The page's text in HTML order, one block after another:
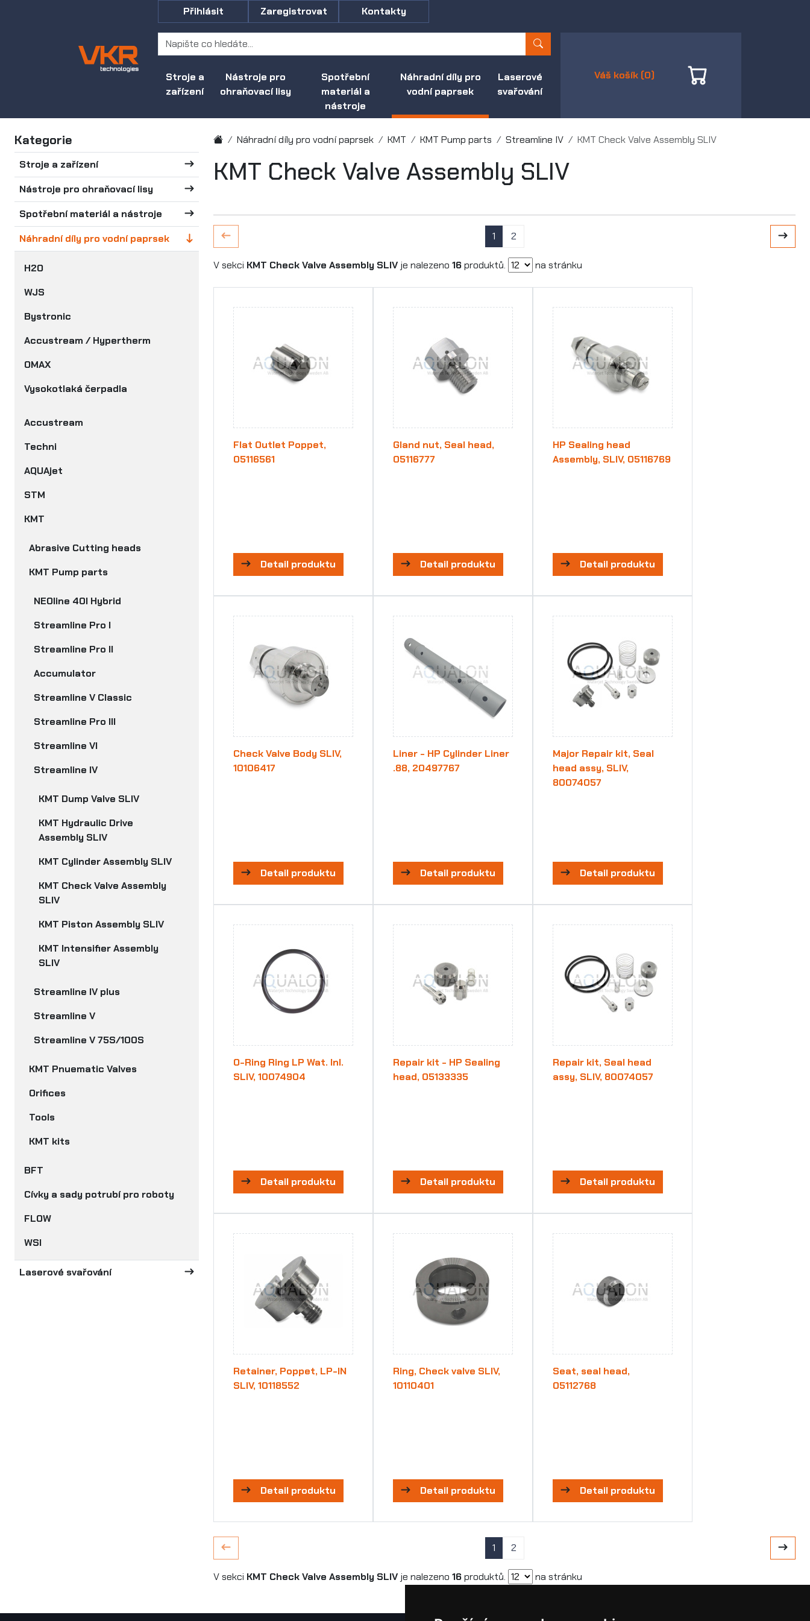
Stroje a
zařízení
Nástroje pro
ohraňovací lisy
Spotřební
materiál a
nástroje
Náhradní díly pro
vodní paprsek
Laserové
svařování
Přihlásit Zaregistrovat Kontakty
Váš košík (0)
Kategorie
Stroje a zařízení
Nástroje pro ohraňovací lisy
Spotřební materiál a nástroje
Náhradní díly pro vodní paprsek
H2O
WJS
Bystronic
Accustream / Hypertherm
OMAX
Vysokotlaká čerpadla
Accustream
Techni
AQUAjet
STM
KMT
Abrasive Cutting heads
KMT Pump parts
NEOline 40I Hybrid
Streamline Pro I
Streamline Pro II
Accumulator
Streamline V Classic
Streamline Pro III
Streamline VI
Streamline IV
KMT Dump Valve SLIV
KMT Hydraulic Drive
Assembly SLIV
KMT Cylinder Assembly SLIV
KMT Check Valve Assembly
SLIV
KMT Piston Assembly SLIV
KMT Intensifier Assembly
SLIV
Streamline IV plus
Streamline V
Streamline V 75S/100S
KMT Pnuematic Valves
Orifices
Tools
KMT kits
BFT
Cívky a sady potrubí pro roboty
FLOW
WSI
Laserové svařování
Náhradní díly pro vodní paprsek KMT KMT Pump parts Streamline IV KMT Check Valve Assembly SLIV
KMT Check Valve Assembly SLIV
1 2
V sekci KMT Check Valve Assembly SLIV je nalezeno 16produktů. na stránku
Flat Outlet Poppet,
05116561
Detail produktu
Gland nut, Seal head,
05116777
Detail produktu
HP Sealing head
Assembly, SLIV, 05116769
Detail produktu
Check Valve Body SLIV,
10106417
Detail produktu
Liner - HP Cylinder Liner
.88, 20497767
Detail produktu
Major Repair kit, Seal
head assy, SLIV,
80074057
Detail produktu
O-Ring Ring LP Wat. Inl.
SLIV, 10074904
Detail produktu
Repair kit - HP Sealing
head, 05133335
Detail produktu
Repair kit, Seal head
assy, SLIV, 80074057
Detail produktu
Retainer, Poppet, LP-IN
SLIV, 10118552
Detail produktu
Ring, Check valve SLIV,
10110401
Detail produktu
Seat, seal head,
05112768
Detail produktu
1 2
V sekci KMT Check Valve Assembly SLIV je nalezeno 16produktů. na stránku